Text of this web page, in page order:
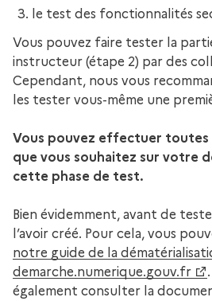
le test des fonctionnalités
Vous pouvez faire tester la
instructeur (étape 2) par des
Cependant, nous vous
les tester vous-même une
Vous pouvez effectuer toutes
que vous souhaitez sur votre
cette phase de test.
Bien évidemment, avant de
l’avoir créé. Pour cela, vous
notre guide de la
demarche.numerique.gouv.fr
également consulter la